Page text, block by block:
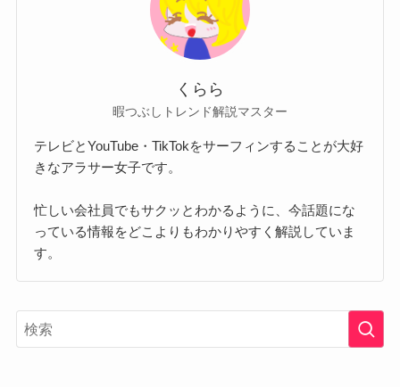
くらら
暇つぶしトレンド解説マスター
テレビとYouTube・TikTokをサーフィンすることが大好
きなアラサー女子です。
忙しい会社員でもサクッとわかるように、今話題にな
っている情報をどこよりもわかりやすく解説していま
す。